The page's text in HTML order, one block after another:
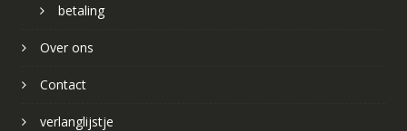
betaling
Over ons
Contact
verlanglijstje